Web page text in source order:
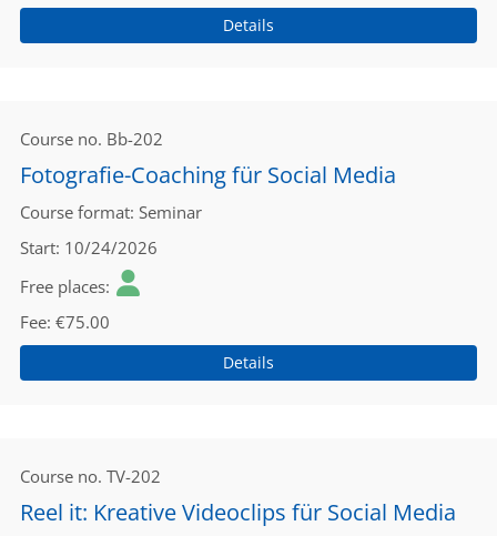
Details
Course no. Bb-202
Fotografie-Coaching für Social Media
Course format Seminar
Start 10/24/2026
Free places
Fee €75.00
Details
Course no. TV-202
Reel it: Kreative Videoclips für Social Media